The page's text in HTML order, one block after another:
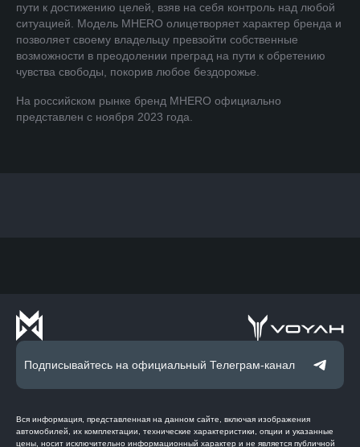
пути к достижению целей, взяв на себя контроль над любой
ситуацией. Модель MHERO олицетворяет характер бренда и
позволяет своему владельцу превзойти собственные
возможности в преодолении преград на пути к обретению
чувства свободы, покорив любое бездорожье.
На российском рынке бренд MHERO официально
представлен с ноября 2023 года.
Подписывайтесь на официальный Телеграм-канал
Вся информация, представленная на данном сайте, включая изображения
автомобилей, их комплектации, технические характеристики, опции и указанные
цены, носит исключительно информационный характер и не является публичной